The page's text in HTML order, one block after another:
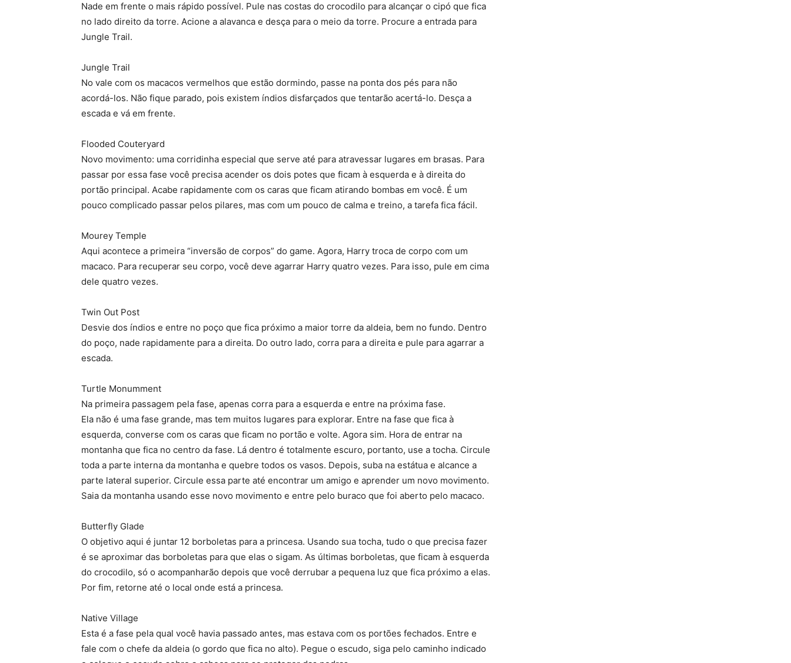
Nade em frente o mais rápido possível. Pule nas costas do crocodilo para alcançar o cipó que fica
no lado direito da torre. Acione a alavanca e desça para o meio da torre. Procure a entrada para
Jungle Trail.
Jungle Trail
No vale com os macacos vermelhos que estão dormindo, passe na ponta dos pés para não
acordá-los. Não fique parado, pois existem índios disfarçados que tentarão acertá-lo. Desça a
escada e vá em frente.
Flooded Couteryard
Novo movimento: uma corridinha especial que serve até para atravessar lugares em brasas. Para
passar por essa fase você precisa acender os dois potes que ficam à esquerda e à direita do
portão principal. Acabe rapidamente com os caras que ficam atirando bombas em você. É um
pouco complicado passar pelos pilares, mas com um pouco de calma e treino, a tarefa fica fácil.
Mourey Temple
Aqui acontece a primeira “inversão de corpos” do game. Agora, Harry troca de corpo com um
macaco. Para recuperar seu corpo, você deve agarrar Harry quatro vezes. Para isso, pule em cima
dele quatro vezes.
Twin Out Post
Desvie dos índios e entre no poço que fica próximo a maior torre da aldeia, bem no fundo. Dentro
do poço, nade rapidamente para a direita. Do outro lado, corra para a direita e pule para agarrar a
escada.
Turtle Monumment
Na primeira passagem pela fase, apenas corra para a esquerda e entre na próxima fase.
Ela não é uma fase grande, mas tem muitos lugares para explorar. Entre na fase que fica à
esquerda, converse com os caras que ficam no portão e volte. Agora sim. Hora de entrar na
montanha que fica no centro da fase. Lá dentro é totalmente escuro, portanto, use a tocha. Circule
toda a parte interna da montanha e quebre todos os vasos. Depois, suba na estátua e alcance a
parte lateral superior. Circule essa parte até encontrar um amigo e aprender um novo movimento.
Saia da montanha usando esse novo movimento e entre pelo buraco que foi aberto pelo macaco.
Butterfly Glade
O objetivo aqui é juntar 12 borboletas para a princesa. Usando sua tocha, tudo o que precisa fazer
é se aproximar das borboletas para que elas o sigam. As últimas borboletas, que ficam à esquerda
do crocodilo, só o acompanharão depois que você derrubar a pequena luz que fica próximo a elas.
Por fim, retorne até o local onde está a princesa.
Native Village
Esta é a fase pela qual você havia passado antes, mas estava com os portões fechados. Entre e
fale com o chefe da aldeia (o gordo que fica no alto). Pegue o escudo, siga pelo caminho indicado